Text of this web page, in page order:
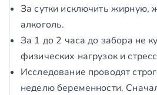
За сутки исключить жирную,
алкоголь.
За 1 до 2 часа до забора не
физических нагрузок и
Исследование проводят
неделю беременности.